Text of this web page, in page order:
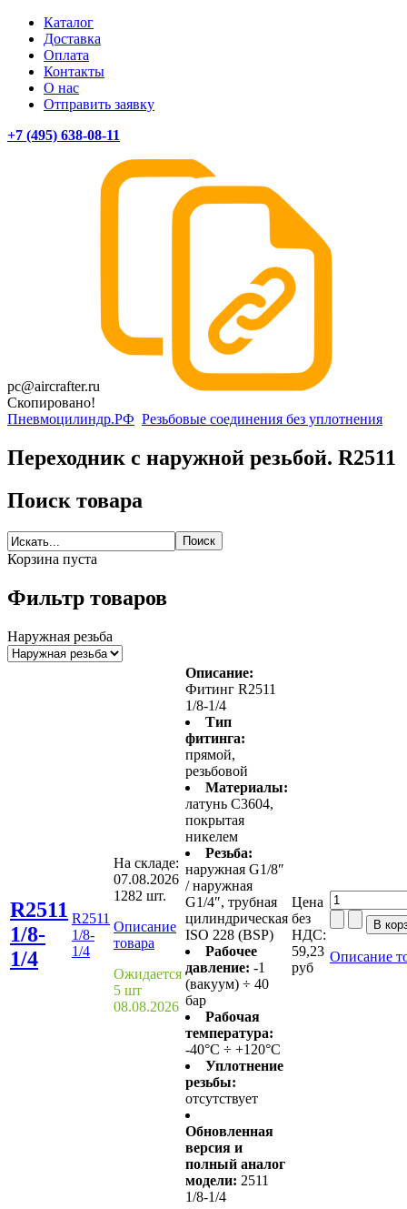
Каталог
Доставка
Оплата
Контакты
О нас
Отправить заявку
+7 (495) 638-08-11
pc@aircrafter.ru
Скопировано!
Пневмоцилиндр.РФ Резьбовые соединения без уплотнения
Переходник с наружной резьбой. R2511
Поиск товара
Корзина пуста
Фильтр товаров
Наружная резьба
R2511
1/8-
1/4
R2511
1/8-
1/4
На складе:
07.08.2026
1282 шт.
Описание
товара
Ожидается
5 шт
08.08.2026
Описание:
Фитинг R2511
1/8-1/4
Тип
фитинга:
прямой,
резьбовой
Материалы:
латунь С3604,
покрытая
никелем
Резьба:
наружная G1/8″
/ наружная
G1/4″, трубная
цилиндрическая
ISO 228 (BSP)
Рабочее
давление: -1
(вакуум) ÷ 40
бар
Рабочая
температура:
-40°C ÷ +120°C
Уплотнение
резьбы:
отсутствует
Обновленная
версия и
полный аналог
модели: 2511
1/8-1/4
Цена
без
НДС:
59,23
руб
Описание